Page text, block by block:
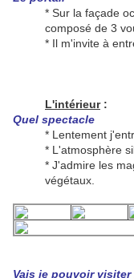
* Sur la façade
composé de 3
* Il m'invite à
L'intérieur:
Quel spectacle
* Lentement
* L'atmosphère
* J'admire les
végétaux.
Vais je pouvoir